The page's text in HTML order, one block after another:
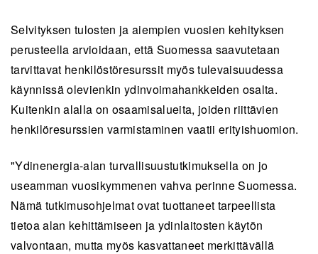
Selvityksen tulosten ja aiempien vuosien kehityksen
perusteella arvioidaan, että Suomessa saavutetaan
tarvittavat henkilöstöresurssit myös tulevaisuudessa
käynnissä olevienkin ydinvoimahankkeiden osalta.
Kuitenkin alalla on osaamisalueita, joiden riittävien
henkilöresurssien varmistaminen vaatii erityishuomion.
"Ydinenergia-alan turvallisuustutkimuksella on jo
useamman vuosikymmenen vahva perinne Suomessa.
Nämä tutkimusohjelmat ovat tuottaneet tarpeellista
tietoa alan kehittämiseen ja ydinlaitosten käytön
valvontaan, mutta myös kasvattaneet merkittävällä